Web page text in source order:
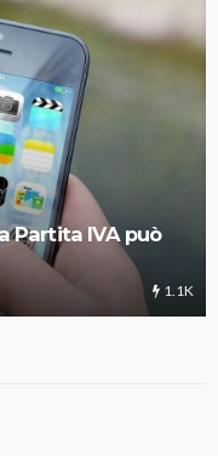
Partita IVA può
1.1K